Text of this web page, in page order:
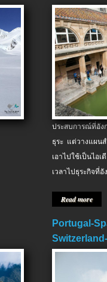
ประสบการณ์ที่อัง
ธุระ แต่วางแผน
เอาไปใช้เป็นไอ
เวลาไปธุระกิจที่อั
Read more
Portugal-